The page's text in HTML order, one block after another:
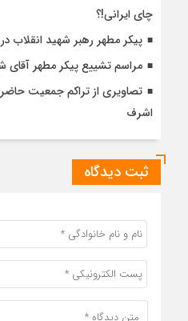
چای ایرانی!؟
پیکر مطهر رهبر شهید انقلاب
مراسم تشییع پیکر مطهر آقای
تصاویری از تراکم جمعیت
اشرف
ثبت دیدگاه